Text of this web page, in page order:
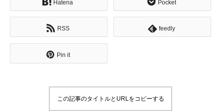
Hatena Pocket
RSS feedly
Pin it
この記事のタイトルとURLをコピーする